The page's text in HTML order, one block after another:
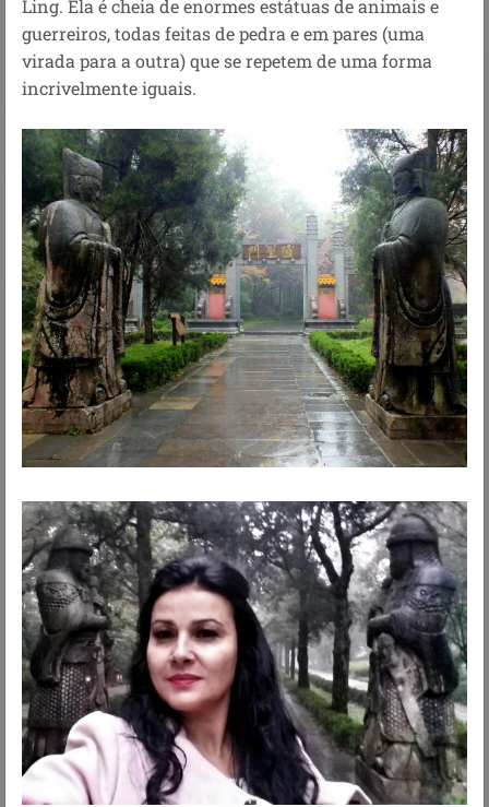
Ling. Ela é cheia de enormes estátuas de animais e
guerreiros, todas feitas de pedra e em pares (uma
virada para a outra) que se repetem de uma forma
incrivelmente iguais.